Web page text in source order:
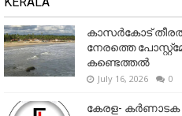
കാസർകോട്
നേരത്തെ
കണ്ടെത്തൽ
July 16, 2026 0
കേരള-